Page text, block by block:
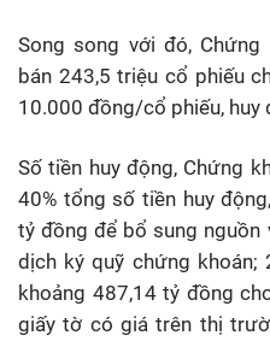
Song song với đó, Chứng
bán 243,5 triệu cổ phiếu
10.000 đồng/cổ phiếu, huy
Số tiền huy động, Chứng
40% tổng số tiền huy
tỷ đồng để bổ sung nguồn
dịch ký quỹ chứng khoán;
khoảng 487,14 tỷ đồng
giấy tờ có giá trên thị